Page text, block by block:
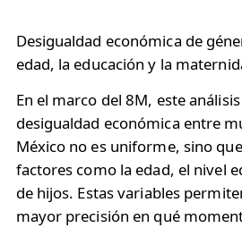
Desigualdad económica de
edad, la educación y la
En el marco del 8M, este
desigualdad económica entre
México no es uniforme, sino
factores como la edad, el nivel
de hijos. Estas variables
mayor precisión en qué